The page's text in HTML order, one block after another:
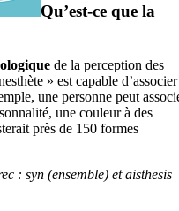
Qu’est-ce que la
de la perception des
» est capable d’associer
une personne peut
une couleur à des
près de 150 formes
: syn (ensemble) et aisthesis